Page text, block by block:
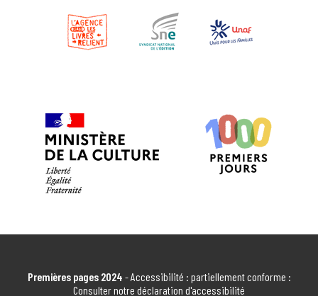
COURNONSEC
COURNONSEC
FONTES MÉDIATHÈQUE
FONTES
EN SAVOIR PLUS
GIGNAC
Premières pages 2024 - Accessibilité : partiellement conforme :
Consulter notre déclaration d'accessibilité